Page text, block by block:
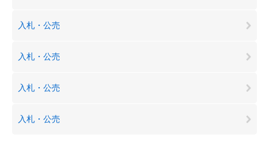
入札・公売
入札・公売
入札・公売
入札・公売